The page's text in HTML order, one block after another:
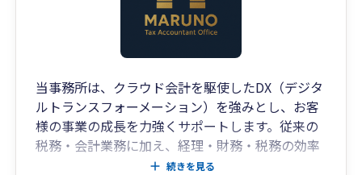
当事務所は、クラウド会計を駆使したDX（デジタ
ルトランスフォーメーション）を強みとし、お客
様の事業の成長を力強くサポートします。従来の
税務・会計業務に加え、経理・財務・税務の効率
化を徹底的に追求。手間のかかる作業を自動化
続きを見る